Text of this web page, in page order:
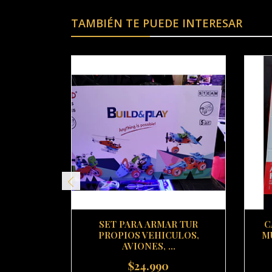
TAMBIÉN TE PUEDE INTERESAR
SET PARA ARMAR TUR
PROPIOS VEHICULOS,
AVIONES, ...
$24.990